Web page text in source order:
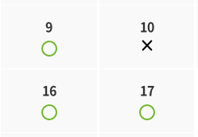
9 10
16 17